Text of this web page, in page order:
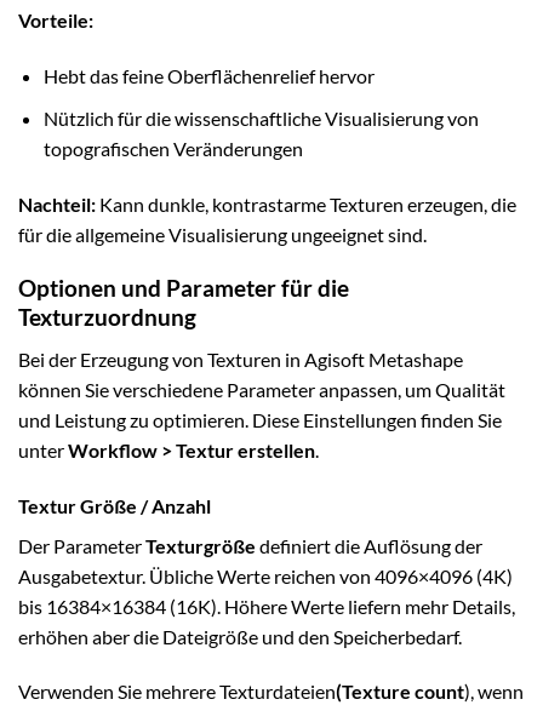
Vorteile:
Hebt das feine Oberflächenrelief hervor
Nützlich für die wissenschaftliche Visualisierung von
topografischen Veränderungen
Nachteil: Kann dunkle, kontrastarme Texturen erzeugen, die
für die allgemeine Visualisierung ungeeignet sind.
Optionen und Parameter für die
Texturzuordnung
Bei der Erzeugung von Texturen in Agisoft Metashape
können Sie verschiedene Parameter anpassen, um Qualität
und Leistung zu optimieren. Diese Einstellungen finden Sie
unterWorkflow > Textur erstellen.
Textur Größe / Anzahl
Der ParameterTexturgröße definiert die Auflösung der
Ausgabetextur. Übliche Werte reichen von 4096×4096 (4K)
bis 16384×16384 (16K). Höhere Werte liefern mehr Details,
erhöhen aber die Dateigröße und den Speicherbedarf.
Verwenden Sie mehrere Texturdateien(Texture count), wenn